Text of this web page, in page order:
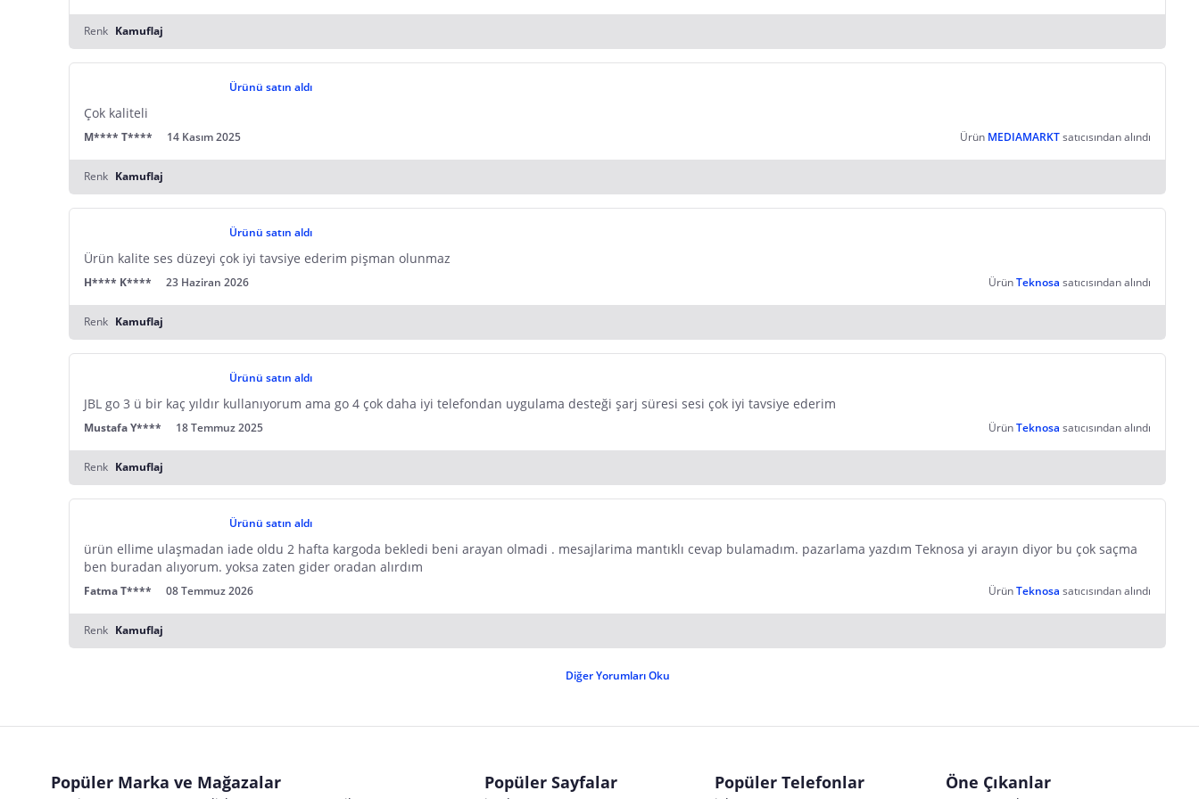
Renk Kamuflaj
Ürünü satın aldı
Çok kaliteli
M**** T**** 14 Kasım 2025 Ürün MEDIAMARKTsatıcısından alındı
Renk Kamuflaj
Ürünü satın aldı
Ürün kalite ses düzeyi çok iyi tavsiye ederim pişman olunmaz
H**** K**** 23 Haziran 2026 ÜrünTeknosa satıcısından alındı
Renk Kamuflaj
Ürünü satın aldı
JBL go 3 ü bir kaç yıldır kullanıyorum ama go 4 çok daha iyi telefondan uygulama desteği şarj süresi sesi çok iyi tavsiye ederim
Mustafa Y**** 18 Temmuz 2025 ÜrünTeknosa satıcısından alındı
Renk Kamuflaj
Ürünü satın aldı
ürün ellime ulaşmadan iade oldu 2 hafta kargoda bekledi beni arayan olmadi . mesajlarima mantıklı cevap bulamadım. pazarlama yazdım Teknosa yi arayın diyor bu çok saçma
ben buradan alıyorum. yoksa zaten gider oradan alırdım
Fatma T**** 08 Temmuz 2026 ÜrünTeknosa satıcısından alındı
Renk Kamuflaj
Diğer Yorumları Oku
Popüler Marka ve Mağazalar Popüler Sayfalar Popüler Telefonlar Öne Çıkanlar